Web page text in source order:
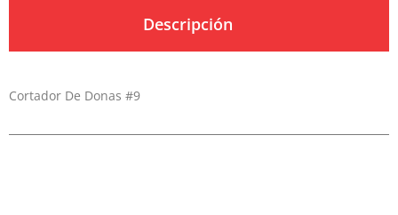
Descripción
Cortador De Donas #9